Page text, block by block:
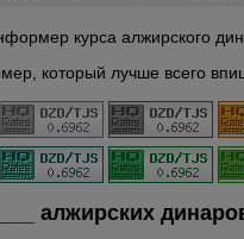
курса алжирского
который лучше всего
алжирских